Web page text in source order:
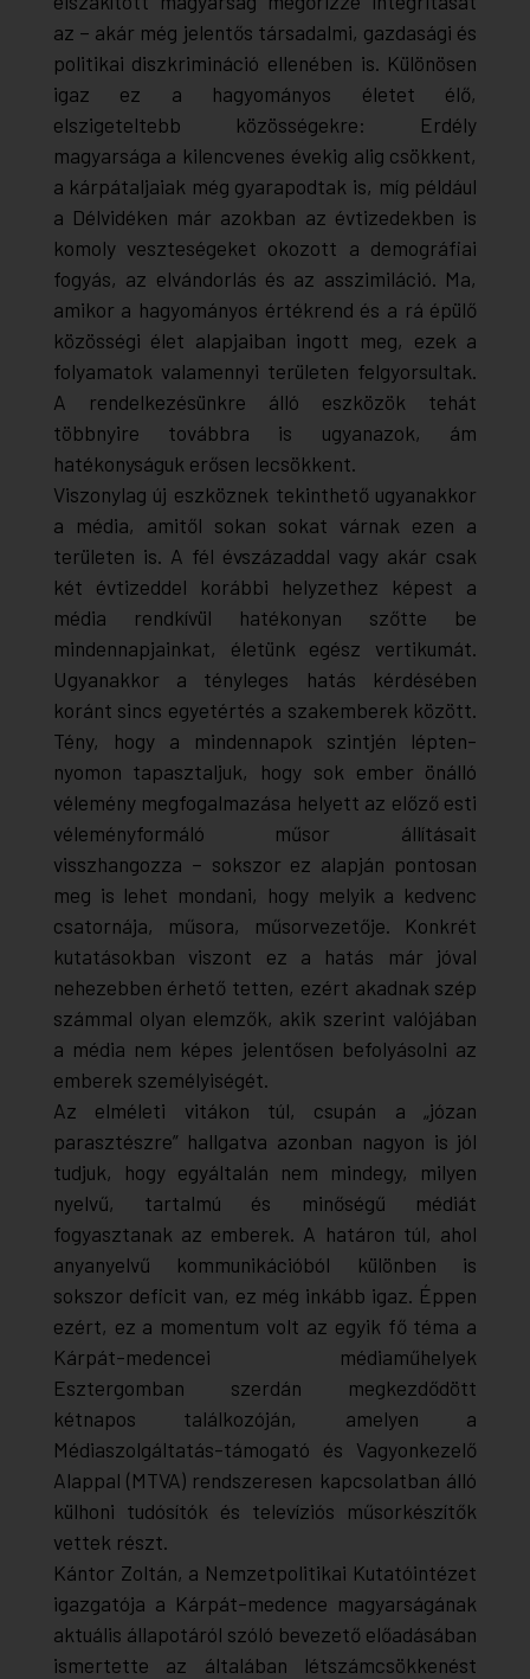
az – akár még jelentős társadalmi, gazdasági és
politikai diszkrimináció ellenében is. Különösen
igaz ez a hagyományos életet élő,
elszigeteltebb közösségekre: Erdély
magyarsága a kilencvenes évekig alig csökkent,
a kárpátaljaiak még gyarapodtak is, míg például
a Délvidéken már azokban az évtizedekben is
komoly veszteségeket okozott a demográfiai
fogyás, az elvándorlás és az asszimiláció. Ma,
amikor a hagyományos értékrend és a rá épülő
közösségi élet alapjaiban ingott meg, ezek a
folyamatok valamennyi területen felgyorsultak.
A rendelkezésünkre álló eszközök tehát
többnyire továbbra is ugyanazok, ám
hatékonyságuk erősen lecsökkent.
Viszonylag új eszköznek tekinthető ugyanakkor
a média, amitől sokan sokat várnak ezen a
területen is. A fél évszázaddal vagy akár csak
két évtizeddel korábbi helyzethez képest a
média rendkívül hatékonyan szőtte be
mindennapjainkat, életünk egész vertikumát.
Ugyanakkor a tényleges hatás kérdésében
koránt sincs egyetértés a szakemberek között.
Tény, hogy a mindennapok szintjén lépten-
nyomon tapasztaljuk, hogy sok ember önálló
vélemény megfogalmazása helyett az előző esti
véleményformáló műsor állításait
visszhangozza – sokszor ez alapján pontosan
meg is lehet mondani, hogy melyik a kedvenc
csatornája, műsora, műsorvezetője. Konkrét
kutatásokban viszont ez a hatás már jóval
nehezebben érhető tetten, ezért akadnak szép
számmal olyan elemzők, akik szerint valójában
a média nem képes jelentősen befolyásolni az
emberek személyiségét.
Az elméleti vitákon túl, csupán a „józan
parasztészre” hallgatva azonban nagyon is jól
tudjuk, hogy egyáltalán nem mindegy, milyen
nyelvű, tartalmú és minőségű médiát
fogyasztanak az emberek. A határon túl, ahol
anyanyelvű kommunikációból különben is
sokszor deficit van, ez még inkább igaz. Éppen
ezért, ez a momentum volt az egyik fő téma a
Kárpát-medencei médiaműhelyek
Esztergomban szerdán megkezdődött
kétnapos találkozóján, amelyen a
Médiaszolgáltatás-támogató és Vagyonkezelő
Alappal (MTVA) rendszeresen kapcsolatban álló
külhoni tudósítók és televíziós műsorkészítők
vettek részt.
Kántor Zoltán, a Nemzetpolitikai Kutatóintézet
igazgatója a Kárpát-medence magyarságának
aktuális állapotáról szóló bevezető előadásában
ismertette az általában létszámcsökkenést